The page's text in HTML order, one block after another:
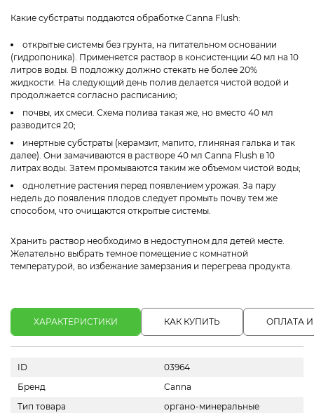
Какие субстраты поддаются обработке Canna Flush:
открытые системы без грунта, на питательном основании
(гидропоника). Применяется раствор в консистенции 40 мл на 10
литров воды. В подложку должно стекать не более 20%
жидкости. На следующий день полив делается чистой водой и
продолжается согласно расписанию;
почвы, их смеси. Схема полива такая же, но вместо 40 мл
разводится 20;
инертные субстраты (керамзит, мапито, глиняная галька и так
далее). Они замачиваются в растворе 40 мл Canna Flush в 10
литрах воды. Затем промываются таким же объемом чистой воды;
однолетние растения перед появлением урожая. За пару
недель до появления плодов следует промыть почву тем же
способом, что очищаются открытые системы.
Хранить раствор необходимо в недоступном для детей месте.
Желательно выбрать темное помещение с комнатной
температурой, во избежание замерзания и перегрева продукта.
ХАРАКТЕРИСТИКИ КАК КУПИТЬ ОПЛАТА
ID
03964
Бренд
Canna
Тип товара
органо-минеральные